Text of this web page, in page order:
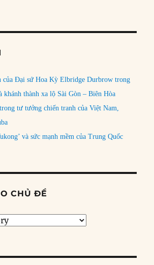
của Đại sứ Hoa Kỳ Elbridge Durbrow trong
khánh thành xa lộ Sài Gòn – Biên Hòa
tư tưởng chiến tranh của Việt Nam,
và sức mạnh mềm của Trung Quốc
CHỦ ĐỀ